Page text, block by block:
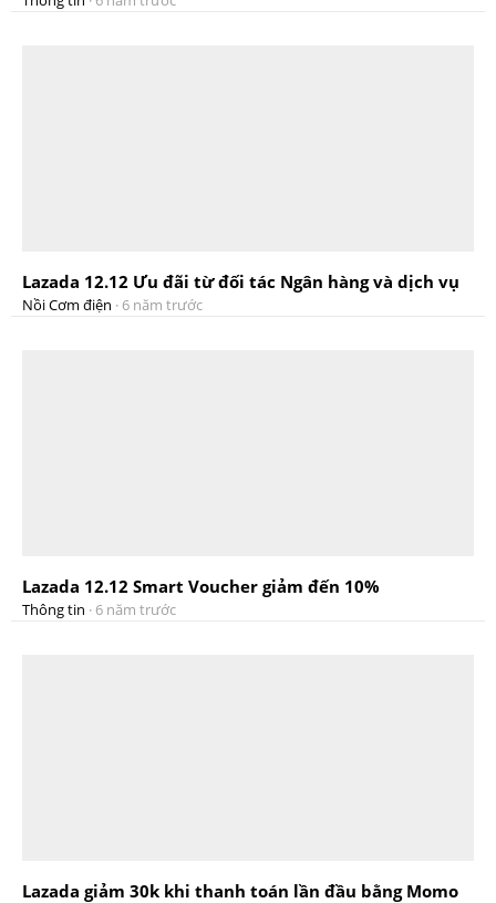
Lazada 12.12 Ưu đãi từ đối tác Ngân hàng và dịch vụ
Nồi Cơm điện · 6 năm trước
Lazada 12.12 Smart Voucher giảm đến 10%
Thông tin · 6 năm trước
Lazada giảm 30k khi thanh toán lần đầu bằng Momo